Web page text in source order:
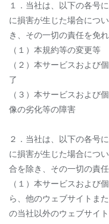
１．当社は、以下の各号
に損害が生じた場合につ
き、その一切の責任を免れ
（１）本規約等の変更等
（２）本サービスおよび
了
（３）本サービスおよび
像の劣化等の障害
２．当社は、以下の各号
に損害が生じた場合につ
合を除き、その一切の責任
（１）本サービスおよび
ら、他のウェブサイトま
の当社以外のウェブサイ